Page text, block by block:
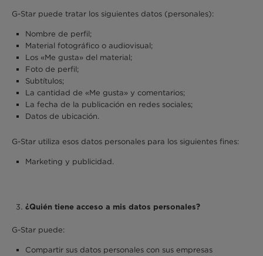
G-Star puede tratar los siguientes datos (personales):
Nombre de perfil;
Material fotográfico o audiovisual;
Los «Me gusta» del material;
Foto de perfil;
Subtítulos;
La cantidad de «Me gusta» y comentarios;
La fecha de la publicación en redes sociales;
Datos de ubicación.
G-Star utiliza esos datos personales para los siguientes fines:
Marketing y publicidad.
¿Quién tiene acceso a mis datos personales?
G-Star puede:
Compartir sus datos personales con sus empresas